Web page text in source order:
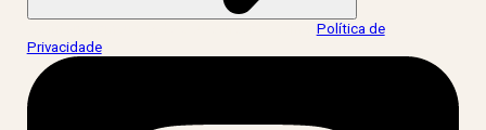
Política de
Privacidade.